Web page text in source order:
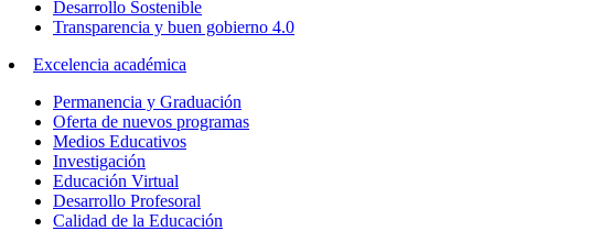
Desarrollo Sostenible
Transparencia y buen gobierno 4.0
Excelencia académica
Permanencia y Graduación
Oferta de nuevos programas
Medios Educativos
Investigación
Educación Virtual
Desarrollo Profesoral
Calidad de la Educación